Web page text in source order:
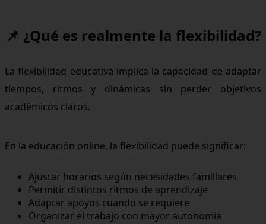
📌 ¿Qué es realmente la flexibilidad?
La flexibilidad educativa implica la capacidad de adaptar
tiempos, ritmos y dinámicas sin perder objetivos
académicos claros.
En la educación online, la flexibilidad puede significar:
Ajustar horarios según necesidades familiares
Permitir distintos ritmos de aprendizaje
Adaptar apoyos cuando se requiere
Organizar el trabajo con mayor autonomía